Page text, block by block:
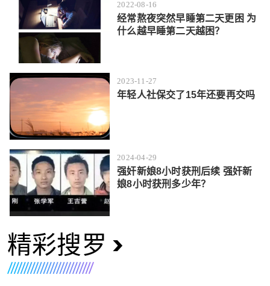
2022-08-16
经常熬夜突然早睡第二天更困 为
什么越早睡第二天越困？
2023-11-27
年轻人社保交了15年还要再交吗
2024-04-29
强奸新娘8小时获刑后续 强奸新
娘8小时获刑多少年？
精彩搜罗